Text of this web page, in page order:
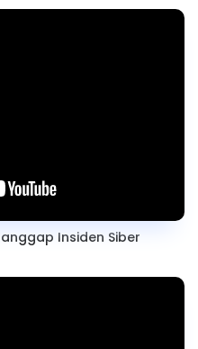
Insiden Siber